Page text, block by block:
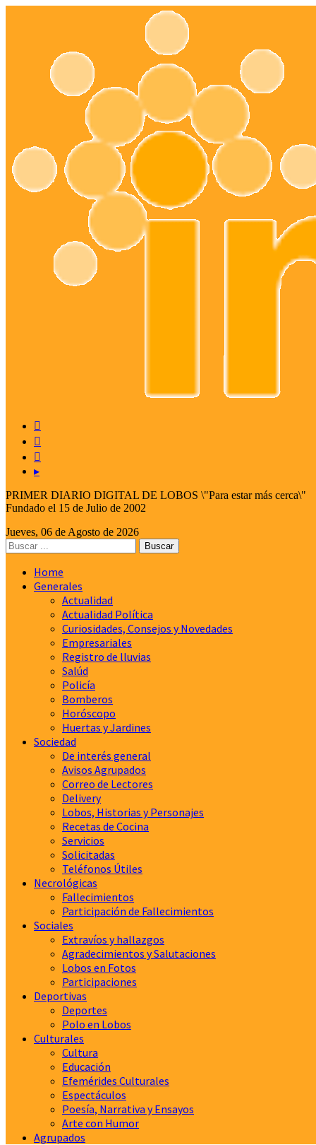



▸
PRIMER DIARIO DIGITAL DE LOBOS \"Para estar más cerca\"
Fundado el 15 de Julio de 2002
Jueves, 06 de Agosto de 2026
Home
Generales
Actualidad
Actualidad Política
Curiosidades, Consejos y Novedades
Empresariales
Registro de lluvias
Salúd
Policía
Bomberos
Horóscopo
Huertas y Jardines
Sociedad
De interés general
Avisos Agrupados
Correo de Lectores
Delivery
Lobos, Historias y Personajes
Recetas de Cocina
Servicios
Solicitadas
Teléfonos Útiles
Necrológicas
Fallecimientos
Participación de Fallecimientos
Sociales
Extravíos y hallazgos
Agradecimientos y Salutaciones
Lobos en Fotos
Participaciones
Deportivas
Deportes
Polo en Lobos
Culturales
Cultura
Educación
Efemérides Culturales
Espectáculos
Poesía, Narrativa y Ensayos
Arte con Humor
Agrupados